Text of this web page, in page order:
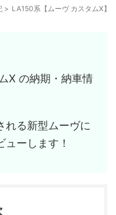
> LA150系【ムーヴ カスタムX】
X の納期・納車情
れる新型ムーヴに
ーします！